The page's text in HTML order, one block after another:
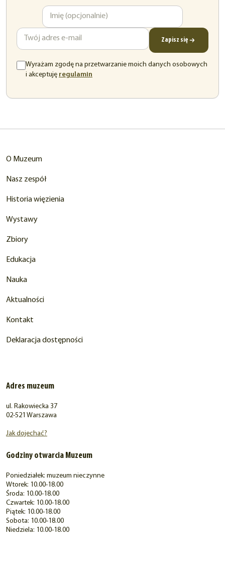
Zapisz się
Wyrażam zgodę na przetwarzanie moich danych osobowych
i akceptuję regulamin
O Muzeum
Nasz zespół
Historia więzienia
Wystawy
Zbiory
Edukacja
Nauka
Aktualności
Kontakt
Deklaracja dostępności
Adres muzeum
ul. Rakowiecka 37
02-521 Warszawa
Jak dojechać?
Godziny otwarcia Muzeum
Poniedziałek: muzeum nieczynne
Wtorek: 10.00-18.00
Środa: 10.00-18.00
Czwartek: 10.00-18.00
Piątek: 10.00-18.00
Sobota: 10.00-18.00
Niedziela: 10.00-18.00